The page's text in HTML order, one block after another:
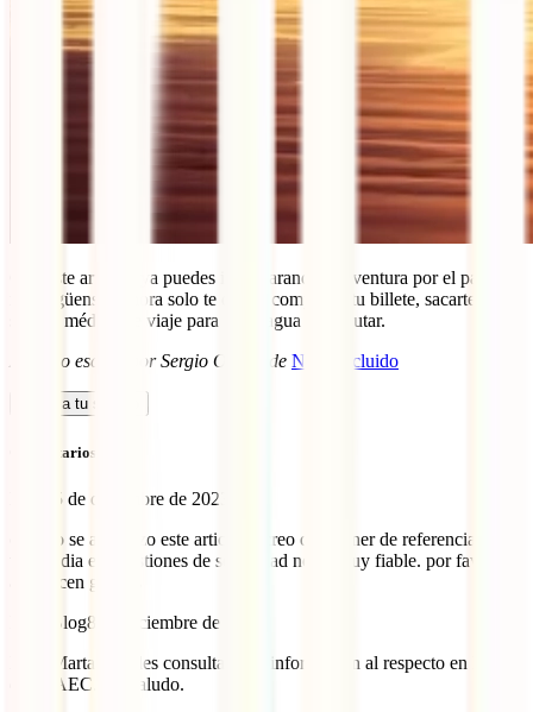
Con este artículo ya puedes ir preparando tu aventura por el país
nicaragüense. Ahora solo te queda comprarte tu billete, sacarte el
seguro médico de viaje para Nicaragua y disfrutar.
Artículo escrito por Sergio Otegui de Nada Incluido
Calcula tu seguro
Comentarios (7)
5 de diciembre de 2023
cuando se actualizo este articulo? creo que poner de referencia a
wikipedia en cuestiones de seguridad no es muy fiable. por favor
actualicen gracias
IATI Blog8 de diciembre de 2023
Hola Marta. Puedes consultar más información al respecto en la web
del MAEC. Un saludo.